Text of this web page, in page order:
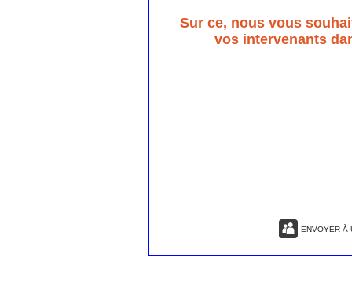
Sur ce, nous vous
vos intervenants
ENVOYER À